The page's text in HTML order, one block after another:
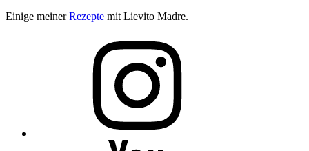
Einige meinerRezepte mit Lievito Madre.